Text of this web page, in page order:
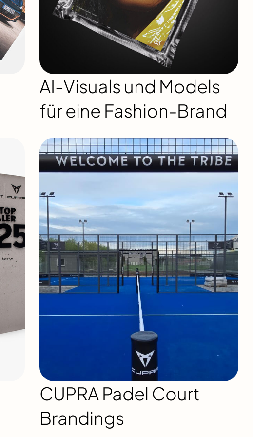
AI-Visuals und Models
für eine Fashion-Brand
CUPRA Padel Court
Brandings